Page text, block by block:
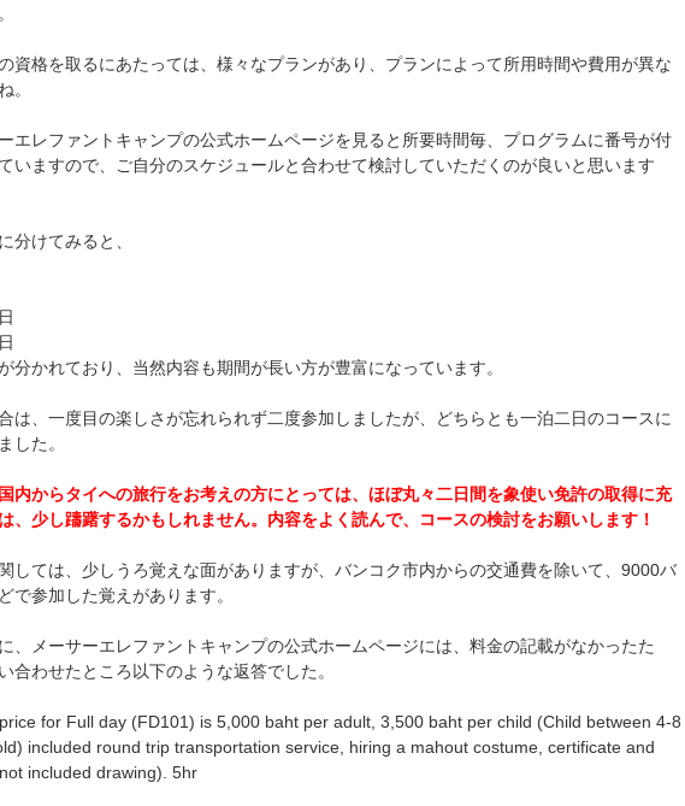
資格を取るにあたっては、様々なプランがあり、プランによって所用時間や費用が異な
。
エレファントキャンプの公式ホームページを見ると所要時間毎、プログラムに番号が付
いますので、ご自分のスケジュールと合わせて検討していただくのが良いと思います
分けてみると、
分かれており、当然内容も期間が長い方が豊富になっています。
は、一度目の楽しさが忘れられず二度参加しましたが、どちらとも一泊二日のコースに
した。
内からタイへの旅行をお考えの方にとっては、ほぼ丸々二日間を象使い免許の取得に充
、少し躊躇するかもしれません。内容をよく読んで、コースの検討をお願いします！
しては、少しうろ覚えな面がありますが、バンコク市内からの交通費を除いて、9000バ
で参加した覚えがあります。
、メーサーエレファントキャンプの公式ホームページには、料金の記載がなかったた
合わせたところ以下のような返答でした。
for Full day (FD101) is 5,000 baht per adult, 3,500 baht per child (Child between 4-8
included round trip transportation service, hiring a mahout costume, certificate and
included drawing). 5hr